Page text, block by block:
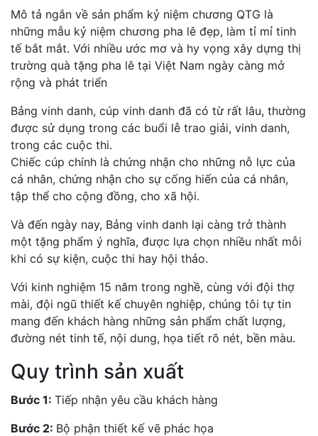
Mô tả ngắn về sản phẩm kỷ niệm chương QTG là
những mẫu kỷ niệm chương pha lê đẹp, làm tỉ mỉ tinh
tế bắt mắt. Với nhiều ước mơ và hy vọng xây dựng thị
trường quà tặng pha lê tại Việt Nam ngày càng mở
rộng và phát triển
Bảng vinh danh, cúp vinh danh đã có từ rất lâu, thường
được sử dụng trong các buổi lễ trao giải, vinh danh,
trong các cuộc thi.
Chiếc cúp chính là chứng nhận cho những nỗ lực của
cá nhân, chứng nhận cho sự cống hiến của cá nhân,
tập thể cho cộng đồng, cho xã hội.
Và đến ngày nay, Bảng vinh danh lại càng trở thành
một tặng phẩm ý nghĩa, được lựa chọn nhiều nhất mỗi
khi có sự kiện, cuộc thi hay hội thảo.
Với kinh nghiệm 15 năm trong nghề, cùng với đội thợ
mài, đội ngũ thiết kế chuyên nghiệp, chúng tôi tự tin
mang đến khách hàng những sản phẩm chất lượng,
đường nét tinh tế, nội dung, họa tiết rõ nét, bền màu.
Quy trình sản xuất
Bước 1: Tiếp nhận yêu cầu khách hàng
Bước 2: Bộ phận thiết kế vẽ phác họa